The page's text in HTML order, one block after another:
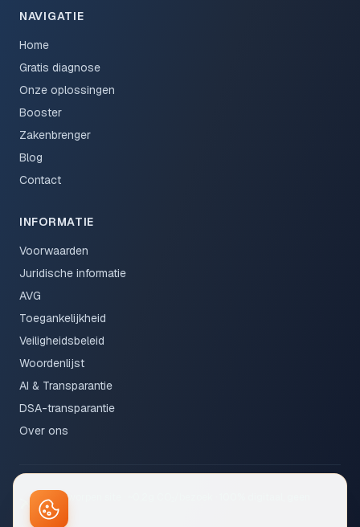
NAVIGATIE
Home
Gratis diagnose
Onze oplossingen
Booster
Zakenbrenger
Blog
Contact
INFORMATIE
Voorwaarden
Juridische informatie
AVG
Toegankelijkheid
Veiligheidsbeleid
Woordenlijst
AI & Transparantie
DSA-transparantie
Over ons
Eco-ontworpen site · ~0,2g CO₂/bezoek · 100% digitaal, geen
papier